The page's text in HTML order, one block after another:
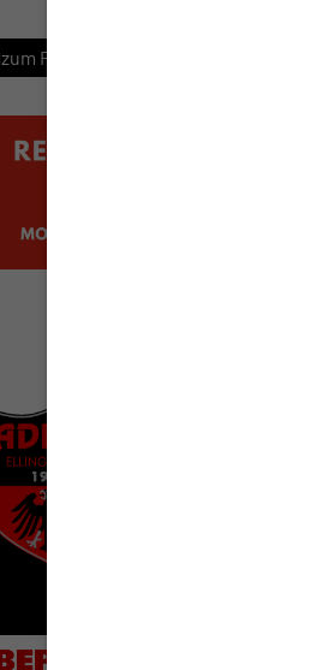
zum Fanshop